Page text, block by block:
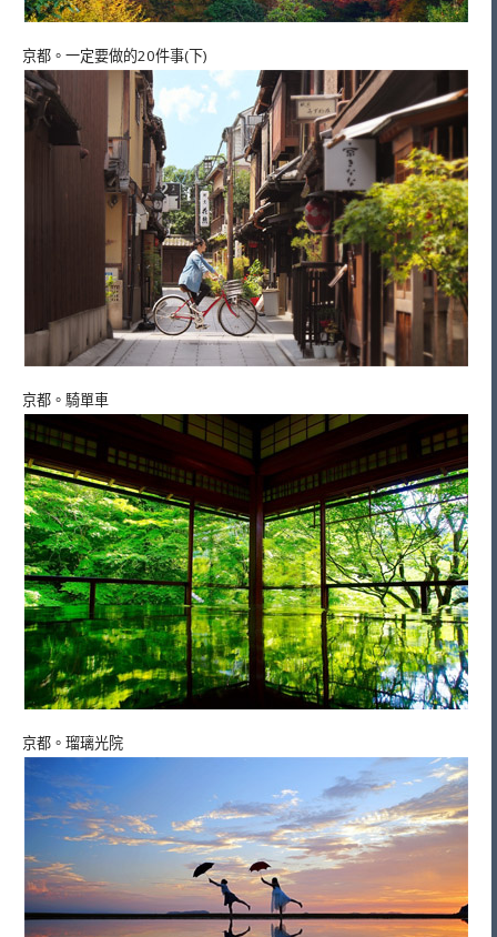
京都。一定要做的20件事(下)
京都。騎單車
京都。瑠璃光院